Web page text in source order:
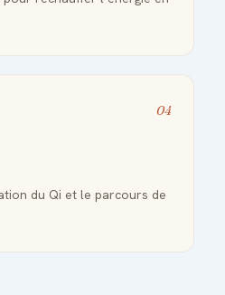
04
du Qi et le parcours de